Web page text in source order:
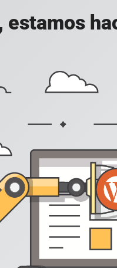
estamos